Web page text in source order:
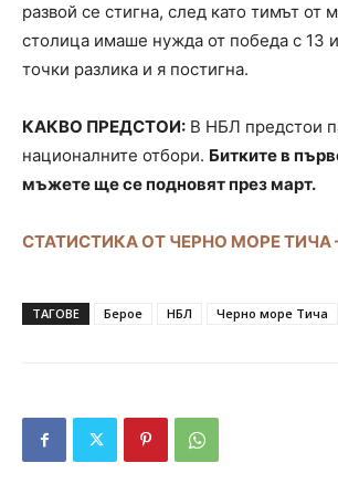
развой се стигна, след като тимът от
столица имаше нужда от победа с 13
точки разлика и я постигна.
КАКВО ПРЕДСТОИ: В НБЛ предстои
националните отбори. Битките в
мъжете ще се подновят през март.
СТАТИСТИКА ОТ ЧЕРНО МОРЕ ТИЧА
ТАГОВЕ Берое НБЛ Черно море Тича